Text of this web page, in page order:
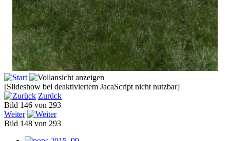
[Slideshow bei deaktiviertem JacaScript nicht nutzbar]
Zurück
Bild 146 von 293
Weiter
Bild 148 von 293